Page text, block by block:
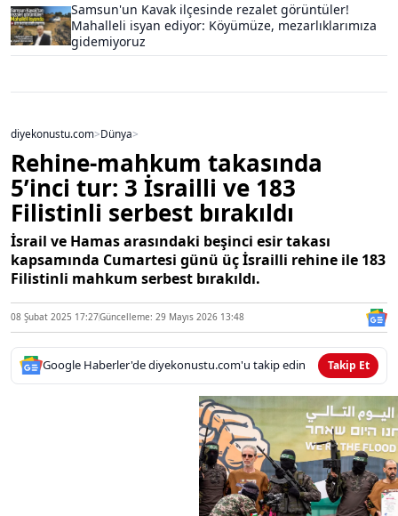
Samsun'un Kavak ilçesinde rezalet görüntüler!
Mahalleli isyan ediyor: Köyümüze, mezarlıklarımıza
gidemiyoruz
diyekonustu.com>Dünya>
Rehine-mahkum takasında
5’inci tur: 3 İsrailli ve 183
Filistinli serbest bırakıldı
İsrail ve Hamas arasındaki beşinci esir takası
kapsamında Cumartesi günü üç İsrailli rehine ile 183
Filistinli mahkum serbest bırakıldı.
08 Şubat 2025 17:27Güncelleme: 29 Mayıs 2026 13:48
Google Haberler'de diyekonustu.com'u takip edin Takip Et